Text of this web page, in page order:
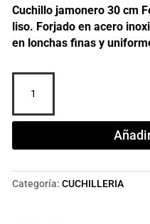
Cuchillo jamonero 30 cm
liso. Forjado en acero
en lonchas finas y
JAMONERO
FORGÉ
Categoría: CUCHILLERIA